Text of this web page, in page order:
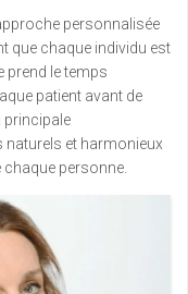
personnalisée
que chaque individu est
prend le temps
patient avant de
principale
et harmonieux
chaque personne.